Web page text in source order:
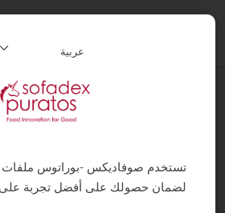
وصفات
طرطة بالكيوي
تستخدم صوفاديكس -بوراتوس ملفات
لضمان حصولك على أفضل تجربة على